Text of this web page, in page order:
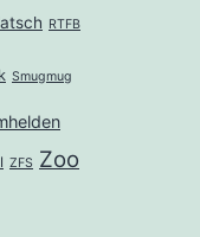
RTFB
Smugmug
ZFS Zoo